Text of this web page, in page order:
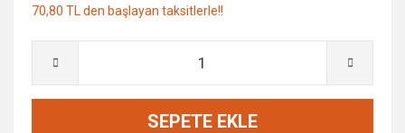
70,80 TL den başlayan taksitlerle!!
SEPETE EKLE